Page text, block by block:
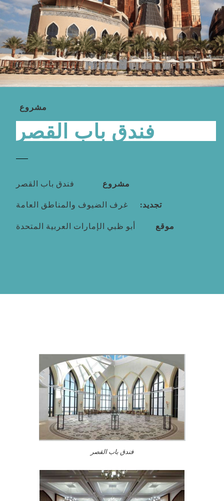
مشروع
فندق باب القصر
مشروع فندق باب القصر
تجديد: غرف الضيوف والمناطق العامة
موقع أبو ظبي الإمارات العربية المتحدة
فندق باب القصر